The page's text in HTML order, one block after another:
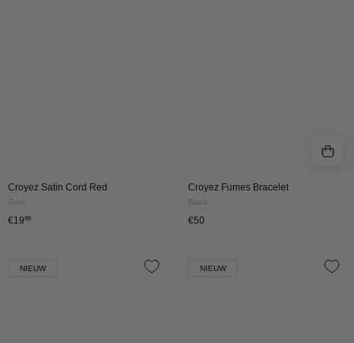
Croyez Satin Cord Red
Gold
€1999
Croyez Fumes Bracelet
Black
€50
NIEUW NIEUW